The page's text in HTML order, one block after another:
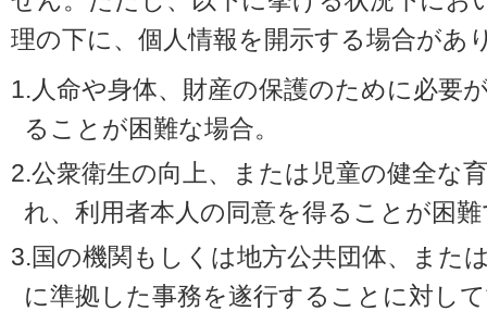
理の下に、個人情報を開示する場合があ
1.人命や身体、財産の保護のために必要
ることが困難な場合。
2.公衆衛生の向上、または児童の健全な
れ、利用者本人の同意を得ることが困
3.国の機関もしくは地方公共団体、また
に準拠した事務を遂行することに対し